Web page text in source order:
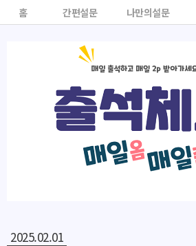
2025.02.01
홈 간편설문 나만의설문